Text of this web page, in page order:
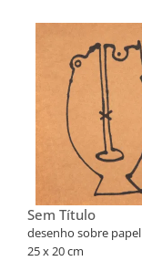
Sem Título
desenho sobre papel
25 x 20 cm